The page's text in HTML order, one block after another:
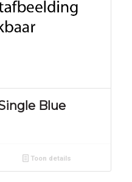
Blue
Toon details